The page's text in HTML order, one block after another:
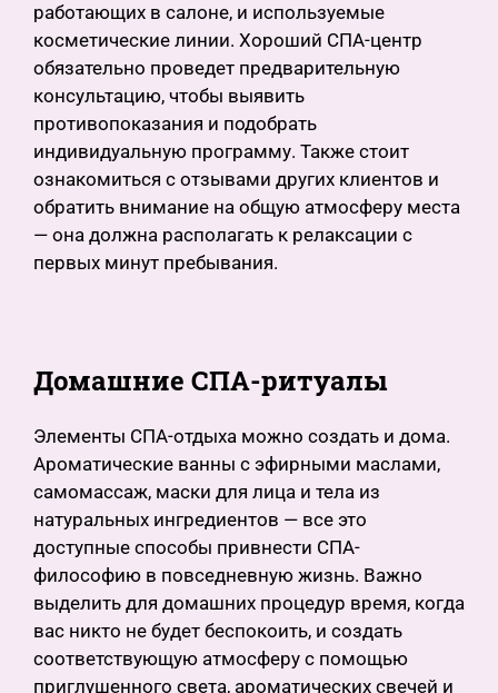
работающих в салоне, и используемые
косметические линии. Хороший СПА-центр
обязательно проведет предварительную
консультацию, чтобы выявить
противопоказания и подобрать
индивидуальную программу. Также стоит
ознакомиться с отзывами других клиентов и
обратить внимание на общую атмосферу места
— она должна располагать к релаксации с
первых минут пребывания.
Домашние СПА-ритуалы
Элементы СПА-отдыха можно создать и дома.
Ароматические ванны с эфирными маслами,
самомассаж, маски для лица и тела из
натуральных ингредиентов — все это
доступные способы привнести СПА-
философию в повседневную жизнь. Важно
выделить для домашних процедур время, когда
вас никто не будет беспокоить, и создать
соответствующую атмосферу с помощью
приглушенного света, ароматических свечей и